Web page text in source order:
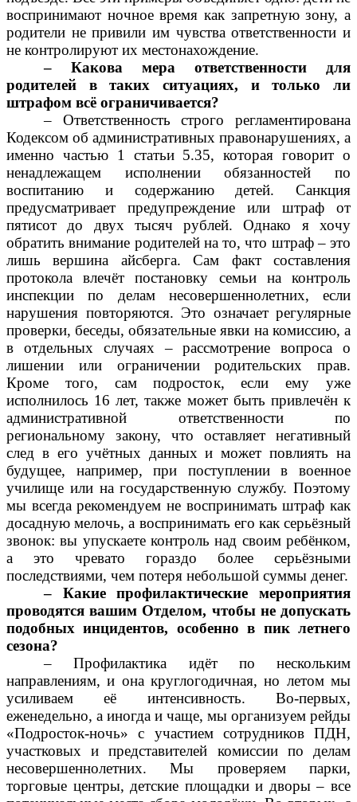
воспринимают ночное время как запретную зону, а
родители не привили им чувства ответственности и
не контролируют их местонахождение.
– Какова мера ответственности для
родителей в таких ситуациях, и только ли
штрафом всё ограничивается?
– Ответственность строго регламентирована
Кодексом об административных правонарушениях, а
именно частью 1 статьи 5.35, которая говорит о
ненадлежащем исполнении обязанностей по
воспитанию и содержанию детей. Санкция
предусматривает предупреждение или штраф от
пятисот до двух тысяч рублей. Однако я хочу
обратить внимание родителей на то, что штраф – это
лишь вершина айсберга. Сам факт составления
протокола влечёт постановку семьи на контроль
инспекции по делам несовершеннолетних, если
нарушения повторяются. Это означает регулярные
проверки, беседы, обязательные явки на комиссию, а
в отдельных случаях – рассмотрение вопроса о
лишении или ограничении родительских прав.
Кроме того, сам подросток, если ему уже
исполнилось 16 лет, также может быть привлечён к
административной ответственности по
региональному закону, что оставляет негативный
след в его учётных данных и может повлиять на
будущее, например, при поступлении в военное
училище или на государственную службу. Поэтому
мы всегда рекомендуем не воспринимать штраф как
досадную мелочь, а воспринимать его как серьёзный
звонок: вы упускаете контроль над своим ребёнком,
а это чревато гораздо более серьёзными
последствиями, чем потеря небольшой суммы денег.
– Какие профилактические мероприятия
проводятся вашим Отделом, чтобы не допускать
подобных инцидентов, особенно в пик летнего
сезона?
– Профилактика идёт по нескольким
направлениям, и она круглогодичная, но летом мы
усиливаем её интенсивность. Во-первых,
еженедельно, а иногда и чаще, мы организуем рейды
«Подросток-ночь» с участием сотрудников ПДН,
участковых и представителей комиссии по делам
несовершеннолетних. Мы проверяем парки,
торговые центры, детские площадки и дворы – все